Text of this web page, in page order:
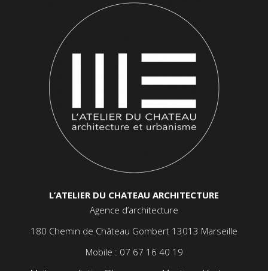
L’ATELIER DU CHATEAU ARCHITECTURE
Agence d’architecture
180 Chemin de Château Gombert 13013 Marseille
Mobile : 07 67 16 40 19